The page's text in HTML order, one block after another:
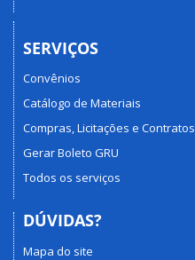
SERVIÇOS
Convênios
Catálogo de Materiais
Compras, Licitações e Contratos
Gerar Boleto GRU
Todos os serviços
DÚVIDAS?
Mapa do site